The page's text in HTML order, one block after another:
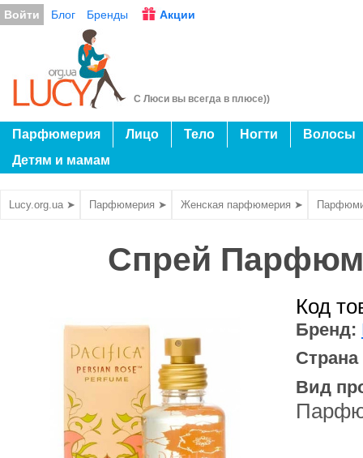
Войти Блог Бренды Акции
С Люси вы всегда в плюсе))
Парфюмерия Лицо Тело Ногти
Волосы
Детям и мамам
Lucy.org.ua ➤ Парфюмерия ➤ Женская парфюмерия ➤
Спрей Парфюм
Код
Бренд:
Вид